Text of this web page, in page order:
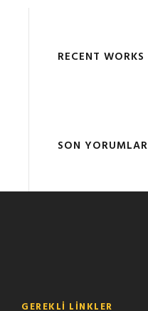
RECENT WORKS
SON YORUMLAR
GEREKLI LINKLER